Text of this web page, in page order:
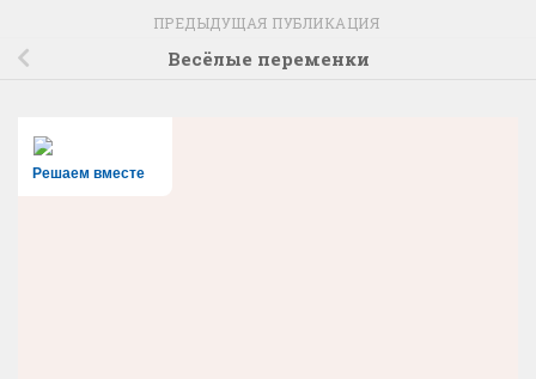
ПРЕДЫДУЩАЯ ПУБЛИКАЦИЯ
Весёлые переменки
Решаем вместе